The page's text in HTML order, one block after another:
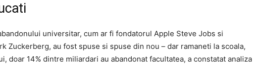
universitar, cum ar fi fondatorul Apple Steve Jobs si
Zuckerberg, au fost spuse si spuse din nou – dar ramaneti la scoala,
doar 14% dintre miliardari au abandonat facultatea, a constatat analiza